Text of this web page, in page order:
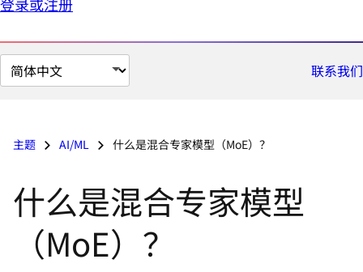
切
换
语
联系我们
主题 AI/ML 什么是混合专家模型（MoE）？
什么是混合专家模型
（MoE）？